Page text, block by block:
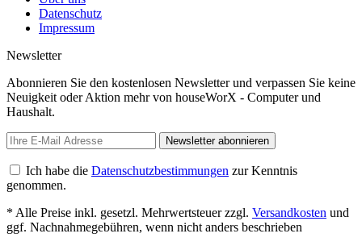
Datenschutz
Impressum
Newsletter
Abonnieren Sie den kostenlosen Newsletter und verpassen Sie keine
Neuigkeit oder Aktion mehr von houseWorX - Computer und
Haushalt.
Newsletter abonnieren
Ich habe die Datenschutzbestimmungen zur Kenntnis
genommen.
* Alle Preise inkl. gesetzl. Mehrwertsteuer zzgl. Versandkosten und
ggf. Nachnahmegebühren, wenn nicht anders beschrieben